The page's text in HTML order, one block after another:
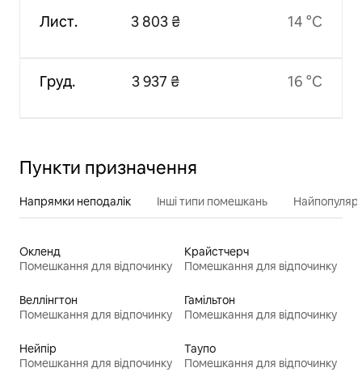
Лист.
Груд.
3 803 ₴
3 937 ₴
14 °C
16 °C
Пункти призначення
Напрямки неподалік Інші типи помешкань
Окленд
Помешкання для відпочинку
Крайстчерч
Помешкання для відпочинку
Веллінгтон
Помешкання для відпочинку
Гамільтон
Помешкання для відпочинку
Нейпір
Помешкання для відпочинку
Таупо
Помешкання для відпочинку